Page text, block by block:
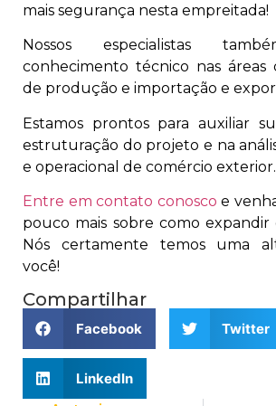
mais segurança nesta empreitada!
Nossos especialistas
conhecimento técnico nas áreas
de produção e importação e
Estamos prontos para auxiliar
estruturação do projeto e na
e operacional de comércio exterior.
Entre em contato conosco e
pouco mais sobre como expandir
Nós certamente temos uma
você!
Compartilhar
Facebook Twitter
LinkedIn